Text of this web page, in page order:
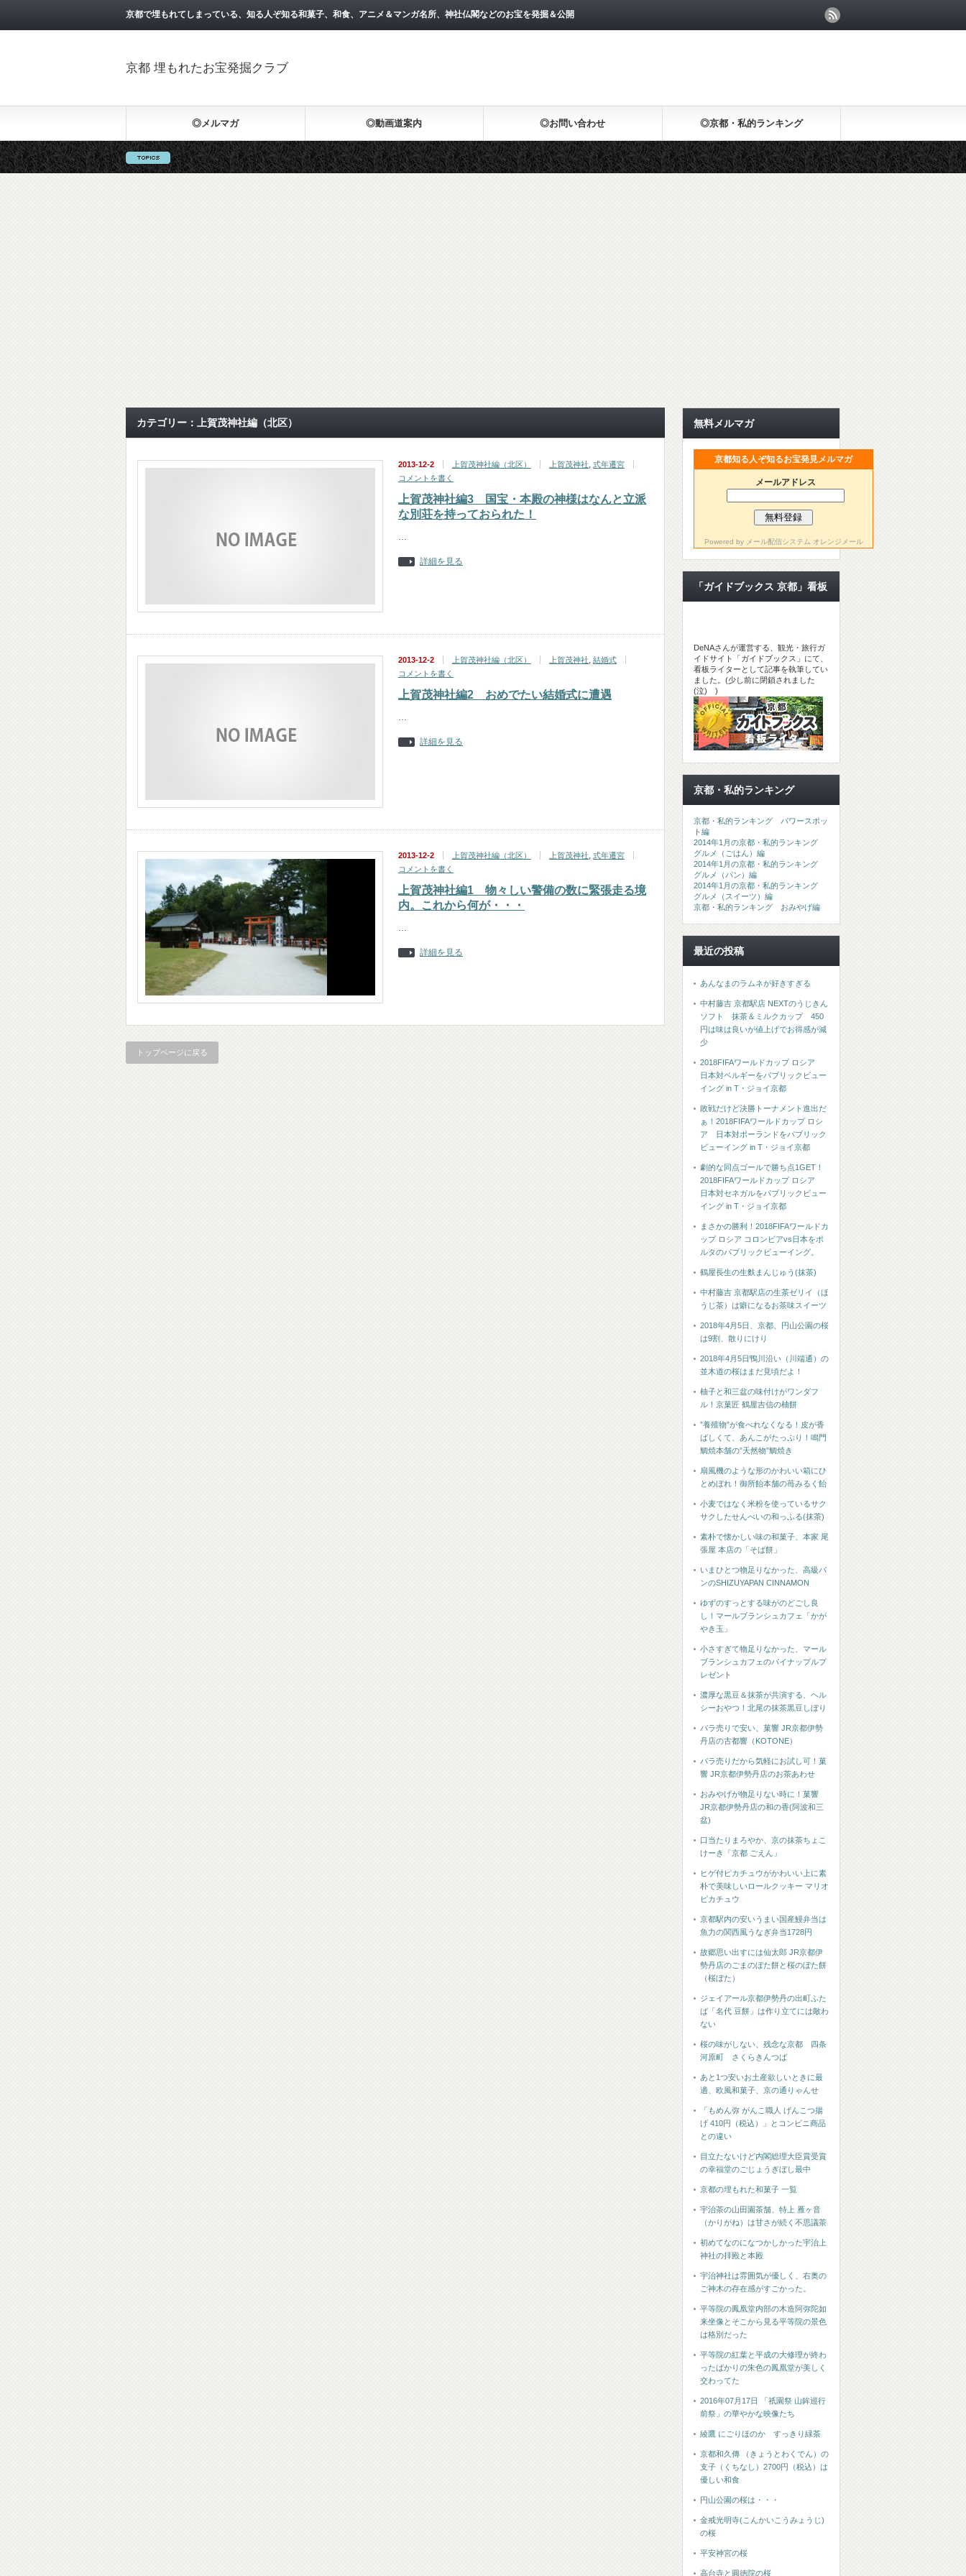
京都で埋もれてしまっている、知る人ぞ知る和菓子、和食、アニメ＆マンガ名所、神社仏閣などのお宝を発掘＆公開
京都 埋もれたお宝発掘クラブ
◎メルマガ ◎動画道案内 ◎お問い合わせ ◎京都・私的ランキング
カテゴリー：上賀茂神社編（北区）
2013-12-2 上賀茂神社編（北区） 上賀茂神社 式年遷宮
コメントを書く
上賀茂神社編3 国宝・本殿の神様はなんと立派
な別荘を持っておられた！
…
詳細を見る
2013-12-2 上賀茂神社編（北区） 上賀茂神社 結婚式
コメントを書く
上賀茂神社編2 おめでたい結婚式に遭遇
…
詳細を見る
2013-12-2 上賀茂神社編（北区） 上賀茂神社 式年遷宮
コメントを書く
上賀茂神社編1 物々しい警備の数に緊張走る境
内。これから何が・・・
…
詳細を見る
トップページに戻る
無料メルマガ
京都知る人ぞ知るお宝発見メルマガ
メールアドレス
Powered by メール配信システム オレンジメール
「ガイドブックス 京都」看板
DeNAさんが運営する、観光・旅行ガ
イドサイト「ガイドブックス」にて、
看板ライターとして記事を執筆してい
ました。(少し前に閉鎖されました
(泣) )
京都・私的ランキング
京都・私的ランキング パワースポッ
ト編
2014年1月の京都・私的ランキング
グルメ（ごはん）編
2014年1月の京都・私的ランキング
グルメ（パン）編
2014年1月の京都・私的ランキング
グルメ（スイーツ）編
京都・私的ランキング おみやげ編
最近の投稿
あんなまのラムネが好きすぎる
中村藤吉 京都駅店 NEXTのうじきん
ソフト 抹茶＆ミルクカップ 450
円は味は良いが値上げでお得感が減
少
2018FIFAワールドカップ ロシア
日本対ベルギーをパブリックビュー
イング in T・ジョイ京都
敗戦だけど決勝トーナメント進出だ
ぁ！2018FIFAワールドカップ ロシ
ア 日本対ポーランドをパブリック
ビューイング in T・ジョイ京都
劇的な同点ゴールで勝ち点1GET！
2018FIFAワールドカップ ロシア
日本対セネガルをパブリックビュー
イング in T・ジョイ京都
まさかの勝利！2018FIFAワールドカ
ップ ロシア コロンビアvs日本をポ
ルタのパブリックビューイング。
鶴屋長生の生麩まんじゅう(抹茶)
中村藤吉 京都駅店の生茶ゼリイ（ほ
うじ茶）は癖になるお茶味スイーツ
2018年4月5日、京都、円山公園の桜
は9割、散りにけり
2018年4月5日鴨川沿い（川端通）の
並木道の桜はまだ見頃だよ！
柚子と和三盆の味付けがワンダフ
ル！京菓匠 鶴屋吉信の柚餅
”養殖物”が食べれなくなる！皮が香
ばしくて、あんこがたっぷり！鳴門
鯛焼本舗の”天然物”鯛焼き
扇風機のような形のかわいい箱にひ
とめぼれ！御所飴本舗の苺みるく飴
小麦ではなく米粉を使っているサク
サクしたせんべいの和っふる(抹茶)
素朴で懐かしい味の和菓子、本家 尾
張屋 本店の「そば餅」
いまひとつ物足りなかった、高級パ
ンのSHIZUYAPAN CINNAMON
ゆずのすっとする味がのどごし良
し！マールブランシュカフェ「かが
やき玉」
小さすぎて物足りなかった、マール
ブランシュカフェのパイナップルプ
レゼント
濃厚な黒豆＆抹茶が共演する、ヘル
シーおやつ！北尾の抹茶黒豆しぼり
バラ売りで安い、菓響 JR京都伊勢
丹店の古都響（KOTONE）
バラ売りだから気軽にお試し可！菓
響 JR京都伊勢丹店のお茶あわせ
おみやげが物足りない時に！菓響
JR京都伊勢丹店の和の香(阿波和三
盆)
口当たりまろやか、京の抹茶ちょこ
けーき「京都 ごえん」
ヒゲ付ピカチュウがかわいい上に素
朴で美味しいロールクッキー マリオ
ピカチュウ
京都駅内の安いうまい国産鰻弁当は
魚力の関西風うなぎ弁当1728円
故郷思い出すには仙太郎 JR京都伊
勢丹店のごまのぼた餅と桜のぼた餅
（桜ぼた）
ジェイアール京都伊勢丹の出町ふた
ば「名代 豆餅」は作り立てには敵わ
ない
桜の味がしない、残念な京都 四条
河原町 さくらきんつば
あと1つ安いお土産欲しいときに最
適、欧風和菓子、京の通りゃんせ
「もめん弥 がんこ職人 げんこつ揚
げ 410円（税込）」とコンビニ商品
との違い
目立たないけど内閣総理大臣賞受賞
の幸福堂のごじょうぎぼし最中
京都の埋もれた和菓子 一覧
宇治茶の山田園茶舗、特上 雁ヶ音
（かりがね）は甘さが続く不思議茶
初めてなのになつかしかった宇治上
神社の拝殿と本殿
宇治神社は雰囲気が優しく、右奥の
ご神木の存在感がすごかった。
平等院の鳳凰堂内部の木造阿弥陀如
来坐像とそこから見る平等院の景色
は格別だった
平等院の紅葉と平成の大修理が終わ
ったばかりの朱色の鳳凰堂が美しく
交わってた
2016年07月17日 「祇園祭 山鉾巡行
前祭」の華やかな映像たち
綾鷹 にごりほのか すっきり緑茶
京都和久傳 （きょうとわくでん）の
支子（くちなし）2700円（税込）は
優しい和食
円山公園の桜は・・・
金戒光明寺(こんかいこうみょうじ)
の桜
平安神宮の桜
高台寺と圓徳院の桜